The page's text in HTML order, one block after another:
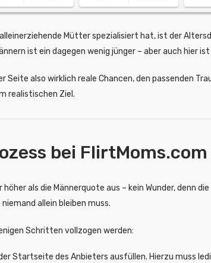
Mütter spezialisiert hat, ist der
ist ein dagegen wenig jünger – aber auch hier
Seite also wirklich reale Chancen, den passenden
realistischen Ziel.
bei FlirtMoms.com
als die Männerquote aus – kein Wunder, denn
allein bleiben muss.
Schritten vollzogen werden:
Startseite des Anbieters ausfüllen. Hierzu muss